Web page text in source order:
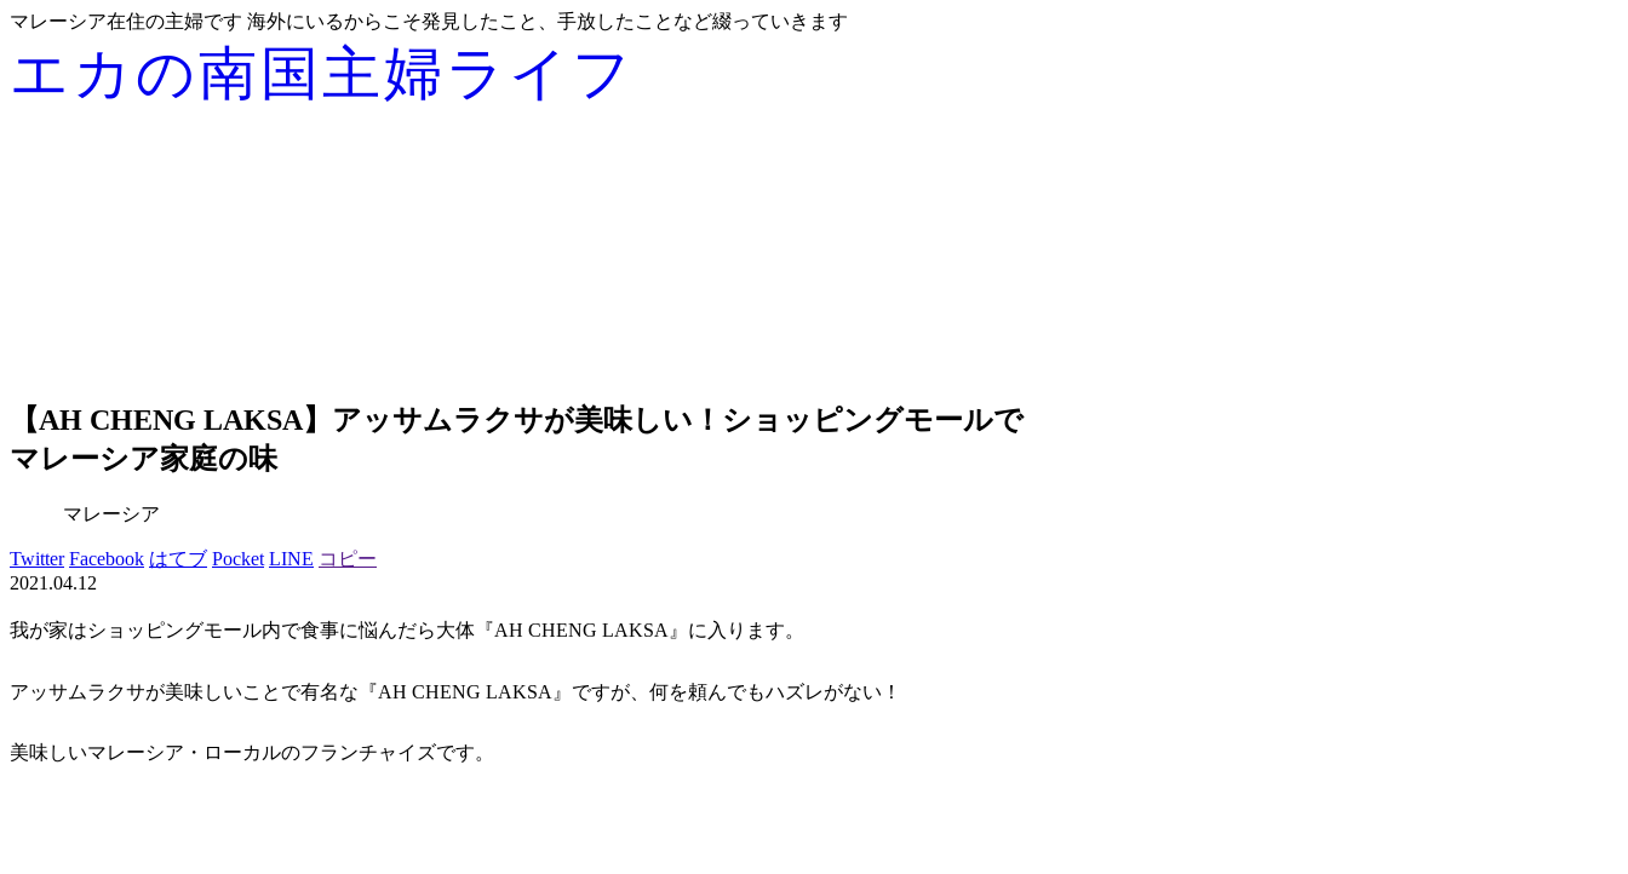
マレーシア在住の主婦です 海外にいるからこそ発見したこと、手放したことなど綴っていきます
エカの南国主婦ライフ
【AH CHENG LAKSA】アッサムラクサが美味しい！ショッピングモールで
マレーシア家庭の味
マレーシア
Twitter Facebook はてブ Pocket LINE コピー
2021.04.12
我が家はショッピングモール内で食事に悩んだら大体『AH CHENG LAKSA 』に入ります。
アッサムラクサが美味しいことで有名な『AH CHENG LAKSA』 ですが、何を頼んでもハズレがない！
美味しいマレーシア・ローカルのフランチャイズです。